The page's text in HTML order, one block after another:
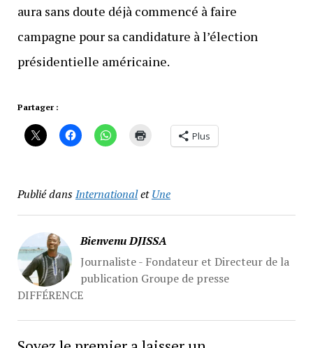
aura sans doute déjà commencé à faire
campagne pour sa candidature à l’élection
présidentielle américaine.
Partager :
Plus
Publié dansInternationaletUne
Bienvenu DJISSA
Journaliste - Fondateur et Directeur de la
publication Groupe de presse
DIFFÉRENCE